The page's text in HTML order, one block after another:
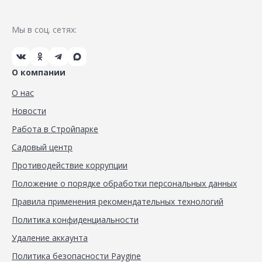
Мы в соц. сетях:
О компании
О нас
Новости
Работа в Стройпарке
Садовый центр
Противодействие коррупции
Положение о порядке обработки персональных данных
Правила применения рекомендательных технологий
Политика конфиденциальности
Удаление аккаунта
Политика безопасности Paygine